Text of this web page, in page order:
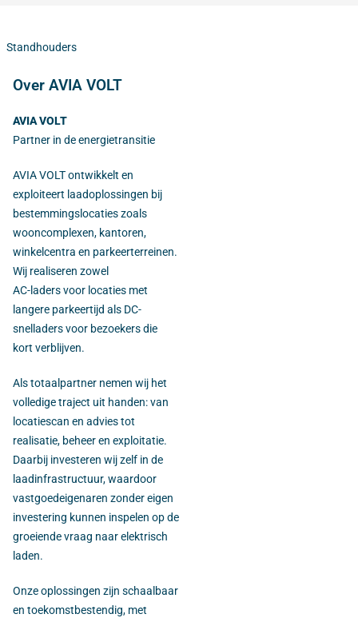
Standhouders
Over AVIA VOLT
AVIA VOLT
Partner in de energietransitie
AVIA VOLT ontwikkelt en
exploiteert laadoplossingen bij
bestemmingslocaties zoals
wooncomplexen, kantoren,
winkelcentra en parkeerterreinen.
Wij realiseren zowel
AC-laders voor locaties met
langere parkeertijd als DC-
snelladers voor bezoekers die
kort verblijven.
Als totaalpartner nemen wij het
volledige traject uit handen: van
locatiescan en advies tot
realisatie, beheer en exploitatie.
Daarbij investeren wij zelf in de
laadinfrastructuur, waardoor
vastgoedeigenaren zonder eigen
investering kunnen inspelen op de
groeiende vraag naar elektrisch
laden.
Onze oplossingen zijn schaalbaar
en toekomstbestendig, met